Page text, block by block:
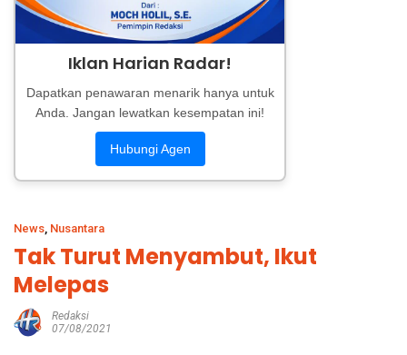
Iklan Harian Radar!
Dapatkan penawaran menarik hanya untuk
Anda. Jangan lewatkan kesempatan ini!
Hubungi Agen
News, Nusantara
Tak Turut Menyambut, Ikut
Melepas
Redaksi
07/08/2021